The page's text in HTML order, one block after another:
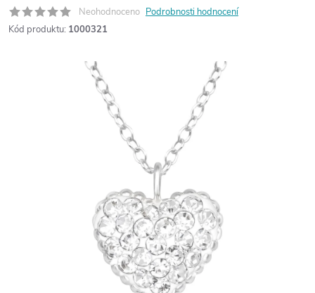
Neohodnoceno Podrobnosti hodnocení
Kód produktu: 1000321